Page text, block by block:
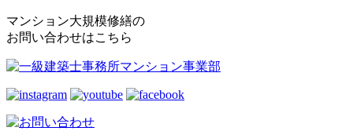
マンション大規模修繕の
お問い合わせはこちら